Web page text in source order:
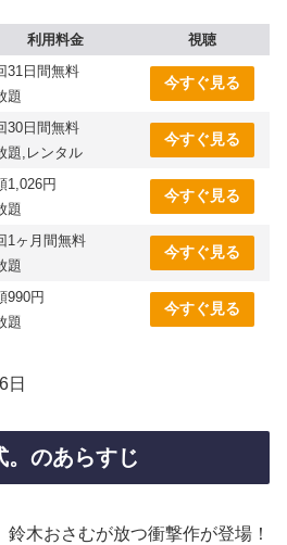
利用料金
視聴
31日間無料
題
今すぐ見る
30日間無料
題,レンタル
今すぐ見る
1,026円
題
今すぐ見る
1ヶ月間無料
題
今すぐ見る
990円
題
今すぐ見る
日
。のあらすじ
木おさむが放つ衝撃作が登場！